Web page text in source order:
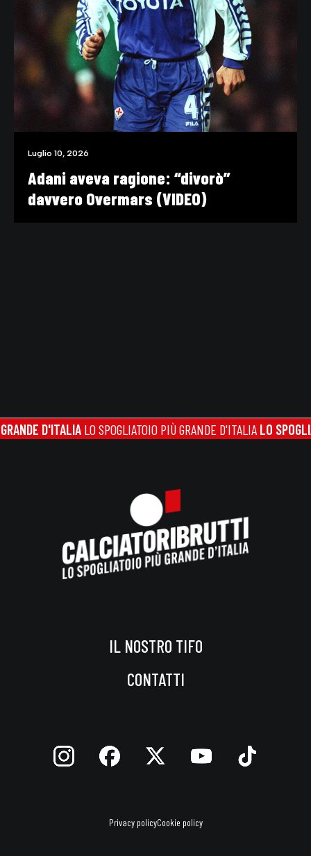
Luglio 10, 2026
Adani aveva ragione: “divorò”
davvero Overmars (VIDEO)
D'ITALIALO SPOGLIATOIO PIÙ GRANDE D'ITALIALO
IL NOSTRO TIFO
CONTATTI
Privacy policyCookie policy